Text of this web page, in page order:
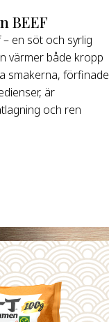
BEEF
en söt och syrlig
värmer både kropp
smakerna, förfinade
är
och ren